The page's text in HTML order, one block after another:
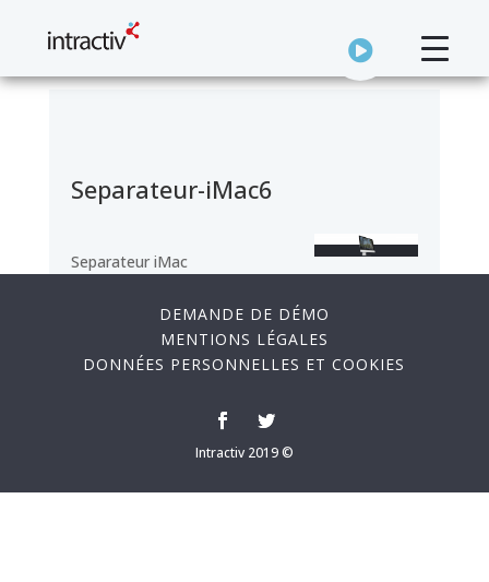
Separateur-iMac6
Separateur iMac
DEMANDE DE DÉMO
MENTIONS LÉGALES
DONNÉES PERSONNELLES ET COOKIES
Intractiv 2019 ©